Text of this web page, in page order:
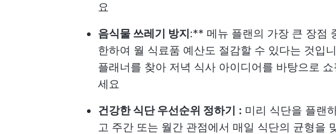
요
음식물 쓰레기 방지 :** 메뉴 플랜의 가장 큰 장점
한하여 월 식료품 예산도 절감할 수 있다는 것입
플래너를 찾아 저녁 식사 아이디어를 바탕으로
세요
건강한 식단 우선순위 정하기 : 미리 식단을 플랜
고 주간 또는 월간 관점에서 매일 식단의 균형을